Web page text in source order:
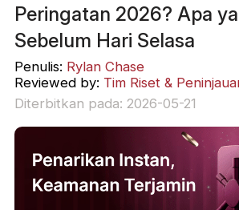
Peringatan 2026? Apa
Sebelum Hari Selasa
Penulis: Rylan Chase
Reviewed by: Tim Riset &
Diterbitkan pada: 2026-05-21